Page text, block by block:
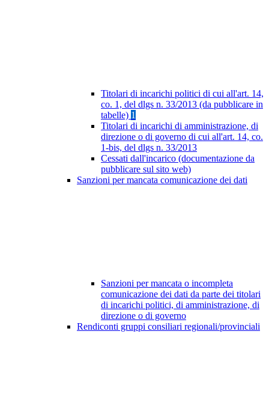
Titolari di incarichi politici di cui all'art. 14,
co. 1, del dlgs n. 33/2013 (da pubblicare in
tabelle) 1
Titolari di incarichi di amministrazione, di
direzione o di governo di cui all'art. 14, co.
1-bis, del dlgs n. 33/2013
Cessati dall'incarico (documentazione da
pubblicare sul sito web)
Sanzioni per mancata comunicazione dei dati
Sanzioni per mancata o incompleta
comunicazione dei dati da parte dei titolari
di incarichi politici, di amministrazione, di
direzione o di governo
Rendiconti gruppi consiliari regionali/provinciali